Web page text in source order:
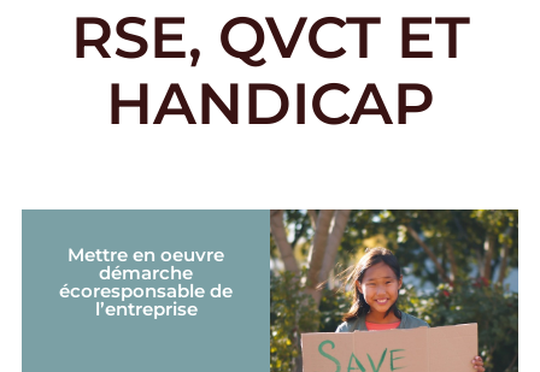
RSE, QVCT ET
HANDICAP
Mettre en oeuvre
démarche
écoresponsable de
l’entreprise